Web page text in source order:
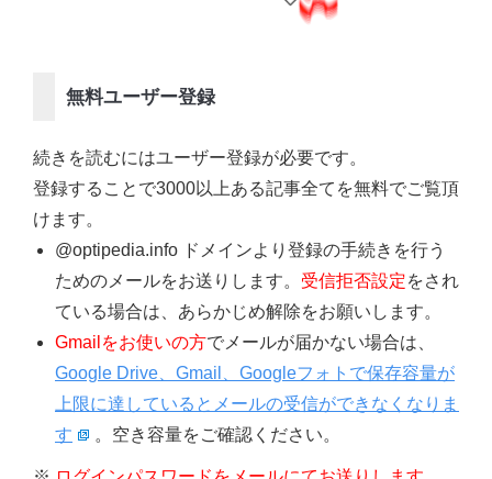
無料ユーザー登録
続きを読むにはユーザー登録が必要です。
登録することで3000以上ある記事全てを無料でご覧頂
けます。
@optipedia.info ドメインより登録の手続きを行う
ためのメールをお送りします。 受信拒否設定をされ
ている場合は、あらかじめ解除をお願いします。
Gmailをお使いの方でメールが届かない場合は、
Google Drive、Gmail、Googleフォトで保存容量が
上限に達しているとメールの受信ができなくなりま
す
。空き容量をご確認ください。